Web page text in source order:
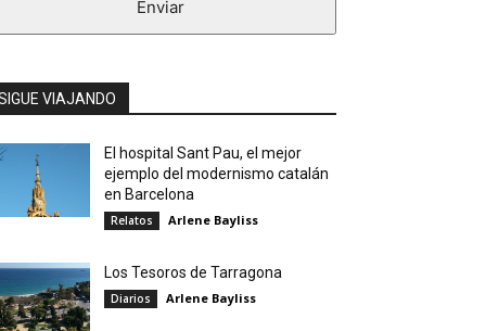
Enviar
VIAJANDO
El hospital Sant Pau, el mejor
ejemplo del modernismo catalán
en Barcelona
Relatos Arlene Bayliss
Los Tesoros de Tarragona
Diarios Arlene Bayliss